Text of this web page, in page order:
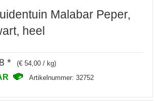
Malabar Peper,
heel
* (€ 54,00 / kg)
Artikelnummer: 32752